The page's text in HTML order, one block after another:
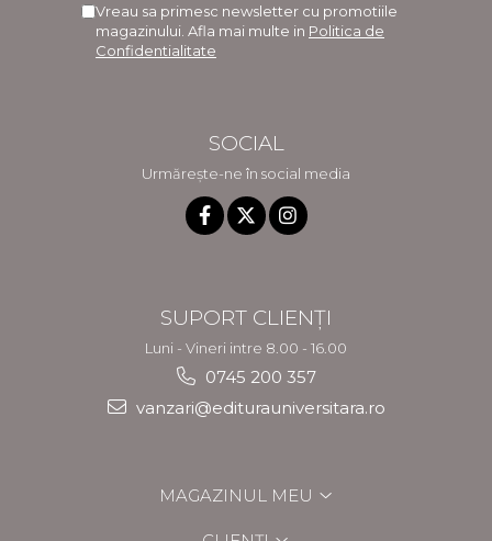
Vreau sa primesc newsletter cu promotiile
magazinului. Afla mai multe in Politica de
Confidentialitate
SOCIAL
Urmărește-ne în social media
SUPORT CLIENȚI
Luni - Vineri intre 8.00 - 16.00
0745 200 357
vanzari@editurauniversitara.ro
MAGAZINUL MEU